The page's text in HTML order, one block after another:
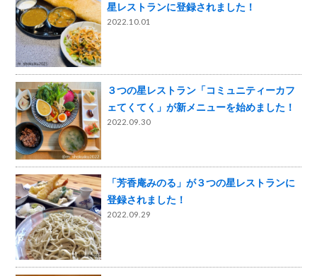
星レストランに登録されました！
2022.10.01
３つの星レストラン「コミュニティーカフ
ェてくてく」が新メニューを始めました！
2022.09.30
「芳香庵みのる」が３つの星レストランに
登録されました！
2022.09.29